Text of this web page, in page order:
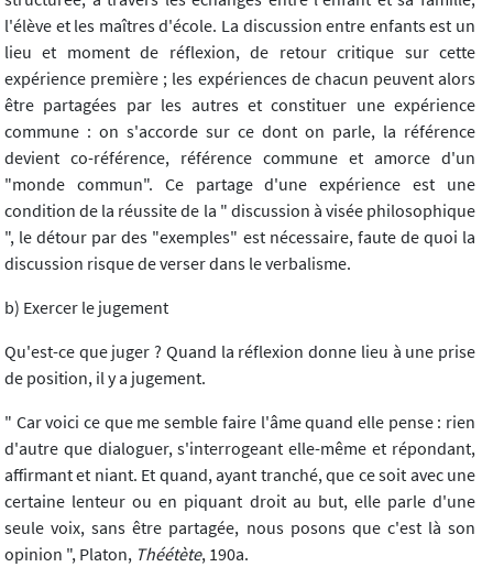
l'élève et les maîtres d'école. La discussion entre enfants est un
lieu et moment de réflexion, de retour critique sur cette
expérience première ; les expériences de chacun peuvent alors
être partagées par les autres et constituer une expérience
commune : on s'accorde sur ce dont on parle, la référence
devient co-référence, référence commune et amorce d'un
"monde commun". Ce partage d'une expérience est une
condition de la réussite de la " discussion à visée philosophique
", le détour par des "exemples" est nécessaire, faute de quoi la
discussion risque de verser dans le verbalisme.
b) Exercer le jugement
Qu'est-ce que juger ? Quand la réflexion donne lieu à une prise
de position, il y a jugement.
" Car voici ce que me semble faire l'âme quand elle pense : rien
d'autre que dialoguer, s'interrogeant elle-même et répondant,
affirmant et niant. Et quand, ayant tranché, que ce soit avec une
certaine lenteur ou en piquant droit au but, elle parle d'une
seule voix, sans être partagée, nous posons que c'est là son
opinion ", Platon, Théétète, 190a.